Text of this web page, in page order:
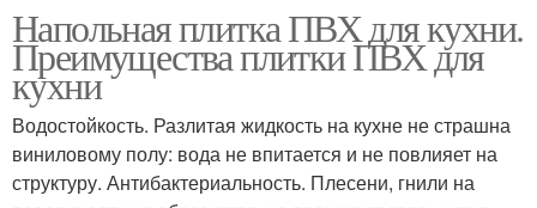
Напольная плитка ПВХ для кухни.
Преимущества плитки ПВХ для
кухни
Водостойкость. Разлитая жидкость на кухне не страшна
виниловому полу: вода не впитается и не повлияет на
структуру. Антибактериальность. Плесени, гнили на